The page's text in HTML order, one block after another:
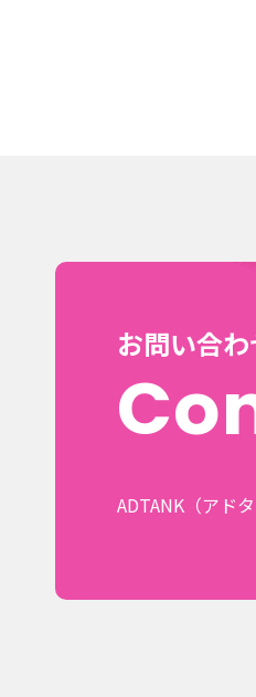
お問い合
ADTANK（アド